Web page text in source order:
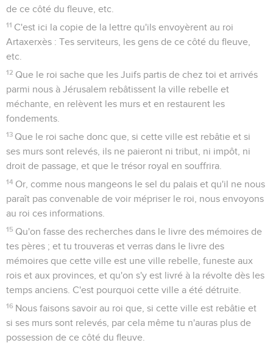
de ce côté du fleuve, etc.
11 C'est ici la copie de la lettre qu'ils envoyèrent au roi
Artaxerxès : Tes serviteurs, les gens de ce côté du fleuve,
etc.
12 Que le roi sache que les Juifs partis de chez toi et arrivés
parmi nous à Jérusalem rebâtissent la ville rebelle et
méchante, en relèvent les murs et en restaurent les
fondements.
13 Que le roi sache donc que, si cette ville est rebâtie et si
ses murs sont relevés, ils ne paieront ni tribut, ni impôt, ni
droit de passage, et que le trésor royal en souffrira.
14 Or, comme nous mangeons le sel du palais et qu'il ne nous
paraît pas convenable de voir mépriser le roi, nous envoyons
au roi ces informations.
15 Qu'on fasse des recherches dans le livre des mémoires de
tes pères ; et tu trouveras et verras dans le livre des
mémoires que cette ville est une ville rebelle, funeste aux
rois et aux provinces, et qu'on s'y est livré à la révolte dès les
temps anciens. C'est pourquoi cette ville a été détruite.
16 Nous faisons savoir au roi que, si cette ville est rebâtie et
si ses murs sont relevés, par cela même tu n'auras plus de
possession de ce côté du fleuve.